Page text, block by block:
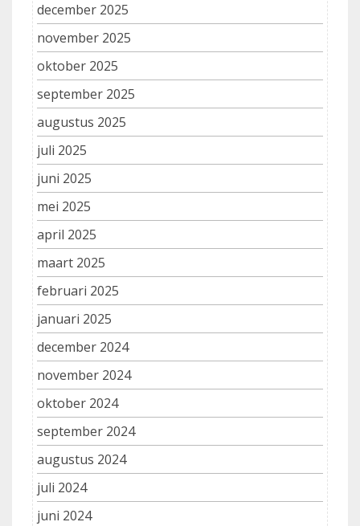
december 2025
november 2025
oktober 2025
september 2025
augustus 2025
juli 2025
juni 2025
mei 2025
april 2025
maart 2025
februari 2025
januari 2025
december 2024
november 2024
oktober 2024
september 2024
augustus 2024
juli 2024
juni 2024